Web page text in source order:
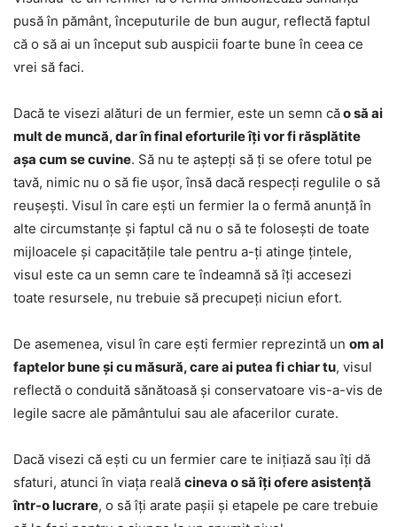
pusă în pământ, începuturile de bun augur, reflectă faptul
că o să ai un început sub auspicii foarte bune în ceea ce
vrei să faci.
Dacă te visezi alături de un fermier, este un semn căo să ai
mult de muncă, dar în final eforturile îți vor fi răsplătite
așa cum se cuvine. Să nu te aștepți să ți se ofere totul pe
tavă, nimic nu o să fie ușor, însă dacă respecți regulile o să
reușești. Visul în care ești un fermier la o fermă anunță în
alte circumstanțe și faptul că nu o să te folosești de toate
mijloacele și capacitățile tale pentru a-ți atinge țintele,
visul este ca un semn care te îndeamnă să îți accesezi
toate resursele, nu trebuie să precupeți niciun efort.
De asemenea, visul în care ești fermier reprezintă un om al
faptelor bune și cu măsură, care ai putea fi chiar tu, visul
reflectă o conduită sănătoasă și conservatoare vis-a-vis de
legile sacre ale pământului sau ale afacerilor curate.
Dacă visezi că ești cu un fermier care te inițiază sau îți dă
sfaturi, atunci în viața reală cineva o să îți ofere asistență
într-o lucrare, o să îți arate pașii și etapele pe care trebuie